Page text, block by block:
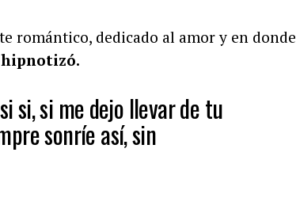
romántico, dedicado al amor y en donde
si, si me dejo llevar de tu
sonríe así, sin